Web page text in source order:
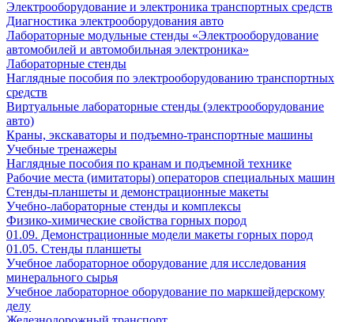
Электрооборудование и электроника транспортных средств
Диагностика электрооборудования авто
Лабораторные модульные стенды «Электрооборудование
автомобилей и автомобильная электроника»
Лабораторные стенды
Наглядные пособия по электрооборудованию транспортных
средств
Виртуальные лабораторные стенды (электрооборудование
авто)
Краны, экскаваторы и подъемно-транспортные машины
Учебные тренажеры
Наглядные пособия по кранам и подъемной технике
Рабочие места (имитаторы) операторов специальных машин
Стенды-планшеты и демонстрационные макеты
Учебно-лабораторные стенды и комплексы
Физико-химические свойства горных пород
01.09. Демонстрационные модели макеты горных пород
01.05. Стенды планшеты
Учебное лабораторное оборудование для исследования
минерального сырья
Учебное лабораторное оборудование по маркшейдерскому
делу